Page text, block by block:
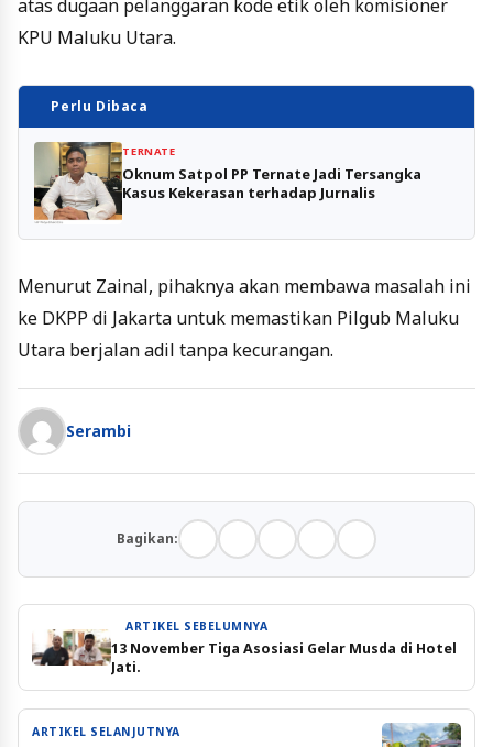
atas dugaan pelanggaran kode etik oleh komisioner
KPU Maluku Utara.
Perlu Dibaca
TERNATE
Oknum Satpol PP Ternate Jadi Tersangka
Kasus Kekerasan terhadap Jurnalis
Menurut Zainal, pihaknya akan membawa masalah ini
ke DKPP di Jakarta untuk memastikan Pilgub Maluku
Utara berjalan adil tanpa kecurangan.
Serambi
Bagikan:
ARTIKEL SEBELUMNYA
13 November Tiga Asosiasi Gelar Musda di Hotel
Jati.
ARTIKEL SELANJUTNYA